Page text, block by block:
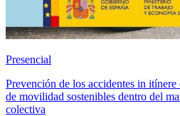
Presencial
Prevención de los accidentes in
de movilidad sostenibles dentro del
colectiva